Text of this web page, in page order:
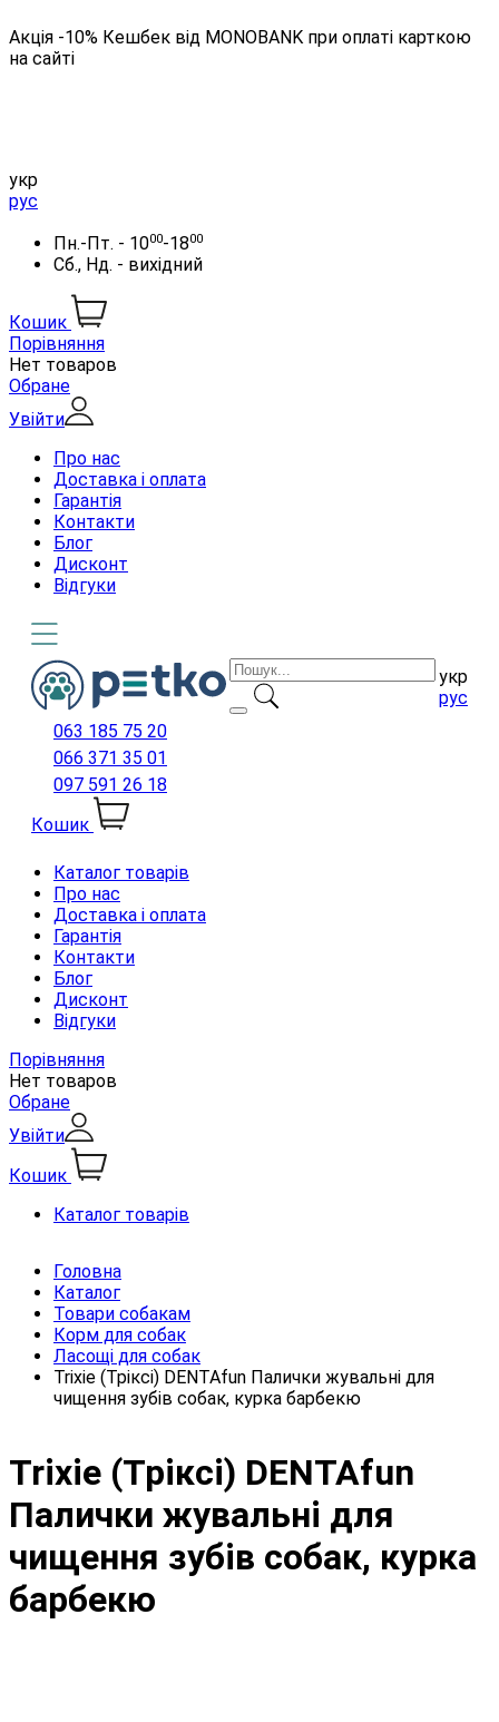
Акція -10% Кешбек від MONOBANK при оплаті карткою
на сайті
укр
рус
Пн.-Пт. - 1000-1800
Сб., Нд. - вихідний
Кошик
Порівняння
Нет товаров
Обране
Увійти
Про нас
Доставка і оплата
Гарантія
Контакти
Блог
Дисконт
Відгуки
укр
рус
063 185 75 20
066 371 35 01
097 591 26 18
Кошик
Каталог товарів
Про нас
Доставка і оплата
Гарантія
Контакти
Блог
Дисконт
Відгуки
Порівняння
Нет товаров
Обране
Увійти
Кошик
Каталог товарів
Головна
Каталог
Товари собакам
Корм для собак
Ласощі для собак
Trixie (Тріксі) DENTAfun Палички жувальні для
чищення зубів собак, курка барбекю
Trixie (Тріксі) DENTAfun
Палички жувальні для
чищення зубів собак, курка
барбекю